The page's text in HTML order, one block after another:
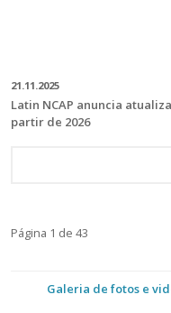
21.11.2025
Latin NCAP anuncia
partir de 2026
Página 1 de 43
Galeria de fotos e